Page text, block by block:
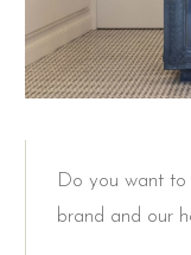
Do you want
brand and our